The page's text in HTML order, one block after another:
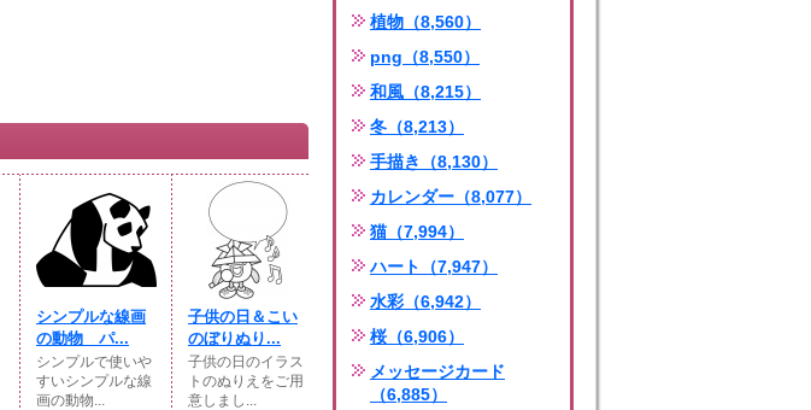
シンプルな線画
の動物 パ...
シンプルで使いや
すいシンプルな線
画の動物...
子供の日＆こい
のぼりぬり...
子供の日のイラス
トのぬりえをご用
意しまし...
植物（8,560）
png（8,550）
和風（8,215）
冬（8,213）
手描き（8,130）
カレンダー（8,077）
猫（7,994）
ハート（7,947）
水彩（6,942）
桜（6,906）
メッセージカード
（6,885）